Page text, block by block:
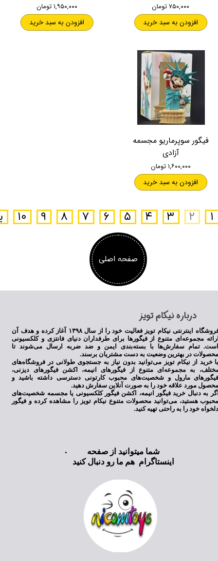
۷۵۰,۰۰۰ تومان
افزودن به سبد خرید
۱,۹۵۰,۰۰۰ تومان
افزودن به سبد خرید
فیگور سوپرماریو مجسمه
آزادی
۱,۶۰۰,۰۰۰ تومان
افزودن به سبد خرید
۱ ۲ ۳ ۴ ۵ ۶ ۷ ۸ ۹ ۱۰
صفحه اصلی
​درباره نیکام تویز
فروشگاه اینترنتی نیکام تویز فعالیت خود را از سال ۱۳۹۸ آغاز کرده و هدف آن
مجموعه‌ای متنوع از فیگورها برای طرفداران دنیای فانتزی و کلکسیونی
تمام سفارش‌ها با بسته‌بندی ایمن و ضد ضربه ارسال می‌شوند تا
در بهترین وضعیت به دست مشتریان برسند.
خرید از نیکام تویز می‌توانید بدون نیاز به جستجوی طولانی در فروشگاه‌های
به مجموعه‌ای متنوع از فیگورهای انیمه، اکشن فیگورهای دیزنی،
مارول و شخصیت‌های محبوب کارتونی دسترسی داشته باشید و
مورد علاقه خود را به صورت آنلاین سفارش دهید.
به دنبال خرید فیگور انیمه، اکشن فیگور کلکسیونی یا مجسمه شخصیت‌های
هستید، می‌توانید محصولات متنوع نیکام تویز را مشاهده کرده و فیگور
خود را به راحتی تهیه کنید.
شما میتوانید از صفحه
اینستاگرام هم ما رو دنبال کنید